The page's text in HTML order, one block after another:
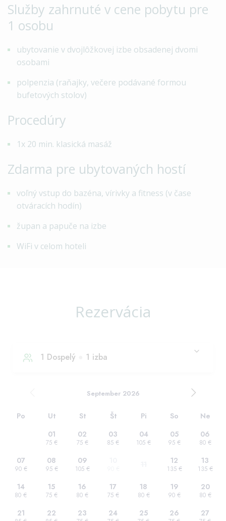
Služby zahrnuté v cene pobytu pre
1 osobu
ubytovanie v dvojlôžkovej izbe obsadenej dvomi
osobami
polpenzia (raňajky, večere podávané formou
bufetových stolov)
Procedúry
1x 20 min. klasická masáž
Zdarma pre ubytovaných hostí
voľný vstup do bazéna, vírivky a fitness (v čase
otváracích hodín)
župan a papuče na izbe
WiFi v celom hoteli
Rezervácia